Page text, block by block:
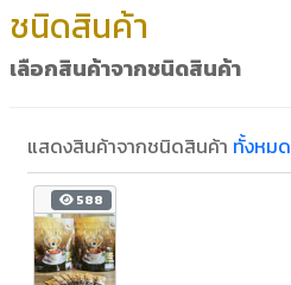
ชนิดสินค้า
เลือกสินค้าจากชนิดสินค้า
แสดงสินค้าจากชนิดสินค้า ทั้งหมด
588